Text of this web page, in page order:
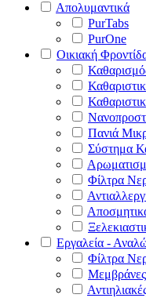
Απολυμαντικά
PurTabs
PurOne
Οικιακή
Πανιά
Σύστημα
Φίλτρα
Εργαλεία -
Φίλτρα